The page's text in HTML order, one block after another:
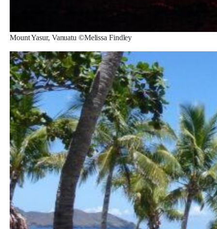
Mount Yasur, Vanuatu ©Melissa Findley